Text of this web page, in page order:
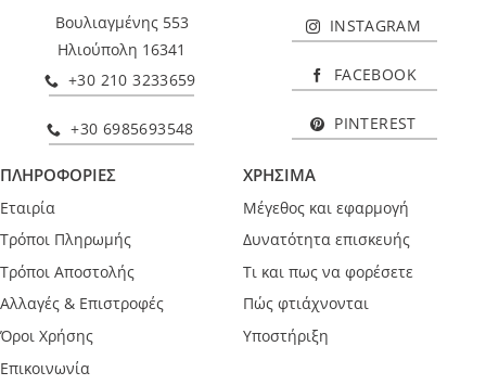
Βουλιαγμένης 553
Ηλιούπολη 16341
+30 210 3233659
+30 6985693548
INSTAGRAM
FACEBOOK
PINTEREST
ΠΛΗΡΟΦΟΡΙΕΣ
Εταιρία
Τρόποι Πληρωμής
Τρόποι Αποστολής
Αλλαγές & Επιστροφές
Όροι Χρήσης
Επικοινωνία
ΧΡΗΣΙΜΑ
Μέγεθος και εφαρμογή
Δυνατότητα επισκευής
Τι και πως να φορέσετε
Πώς φτιάχνονται
Υποστήριξη